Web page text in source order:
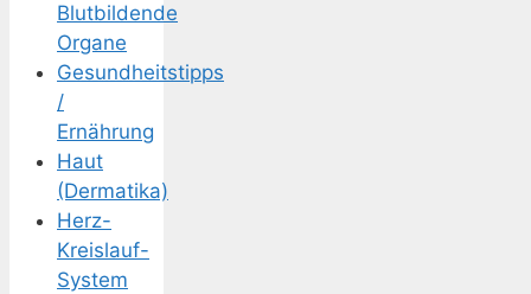
Blutbildende
Organe
Gesundheitstipps
/
Ernährung
Haut
(Dermatika)
Herz-
Kreislauf-
System